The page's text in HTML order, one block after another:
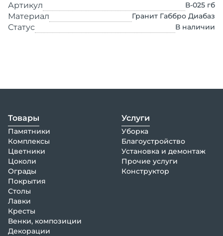
Артикул В-025 гб
Материал Гранит Габбро Диабаз
Статус В наличии
Товары
Памятники
Комплексы
Цветники
Цоколи
Ограды
Покрытия
Столы
Лавки
Кресты
Венки, композиции
Декорации
Услуги
Уборка
Благоустройство
Установка и демонтаж
Прочие услуги
Конструктор